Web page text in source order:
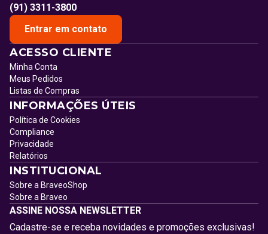
(91) 3311-3800
Entrar em contato
ACESSO CLIENTE
Minha Conta
Meus Pedidos
Listas de Compras
INFORMAÇÕES ÚTEIS
Política de Cookies
Compliance
Privacidade
Relatórios
INSTITUCIONAL
Sobre a BraveoShop
Sobre a Braveo
ASSINE NOSSA NEWSLETTER
Cadastre-se e receba novidades e promoções exclusivas!